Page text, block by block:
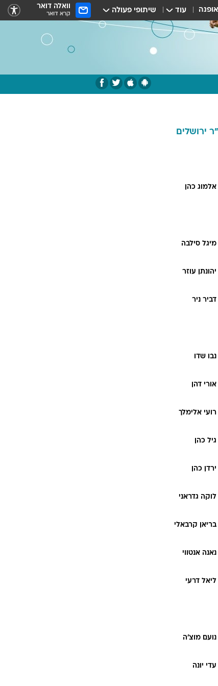
אופנה עוד שיתופי פעולה וואלה דואר
קרא דואר
ירושלים
אלמוג כהן
מיגל סילבה
יהונתן עוזר
דביר ניר
נבו שדו
אורי דהן
רועי אלימלך
גיל כהן
ירדן כהן
לוקה גדראני
בריאן קרבאלי
נאנה אנטווי
ליאל דרעי
נועם מוצ'ה
עדי יונה